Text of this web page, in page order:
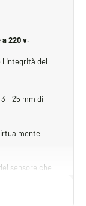
220 v.
l integrità del
- 25 mm di
sensore che